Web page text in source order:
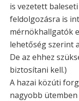
is vezetett
feldolgozásra is
mérnökhallgatók
lehetőség szerint
De az ehhez
biztosítani kell.)
A hazai közúti
nagyobb